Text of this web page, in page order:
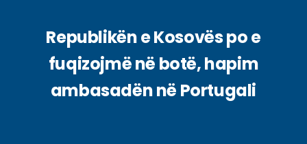
Republikën e Kosovës po e
fuqizojmë në botë, hapim
ambasadën në Portugali